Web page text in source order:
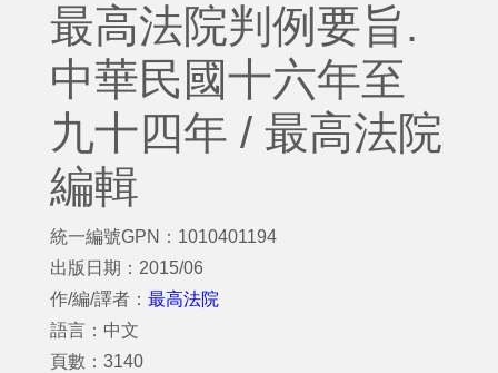
最高法院判例要旨.
中華民國十六年至
九十四年 / 最高法院
編輯
統一編號GPN：1010401194
出版日期：2015/06
作/編/譯者： 最高法院
語言：中文
頁數：3140